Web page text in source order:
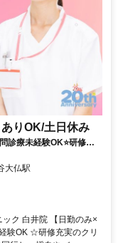
りOK/土日休み
診療未経験OK⭐研修充
大仏駅
ック 白井院 【日勤のみ×
験OK ☆研修充実のクリ